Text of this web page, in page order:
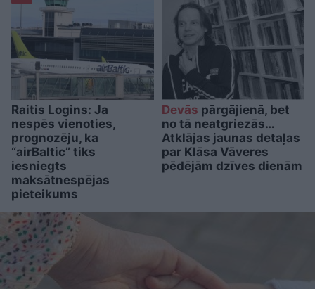
Raitis Logins: Ja
nespēs vienoties,
prognozēju, ka
“airBaltic” tiks
iesniegts
maksātnespējas
pieteikums
Devās pārgājienā, bet
no tā neatgriezās…
Atklājas jaunas detaļas
par Klāsa Vāveres
pēdējām dzīves dienām